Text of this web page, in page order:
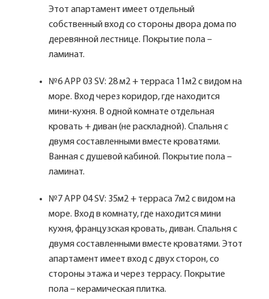
Этот апартамент имеет отдельный
собственный вход со стороны двора дома по
деревянной лестнице. Покрытие пола –
ламинат.
№6 APP 03 SV: 28 м2 + терраса 11м2 с видом на
море. Вход через коридор, где находится
мини-кухня. В одной комнате отдельная
кровать + диван (не раскладной). Спальня с
двумя составленными вместе кроватями.
Ванная с душевой кабиной. Покрытие пола –
ламинат.
№7 APP 04 SV: 35м2 + терраса 7м2 с видом на
море. Вход в комнату, где находится мини
кухня, французская кровать, диван. Спальня с
двумя составленными вместе кроватями. Этот
апартамент имеет вход с двух сторон, со
стороны этажа и через террасу. Покрытие
пола – керамическая плитка.